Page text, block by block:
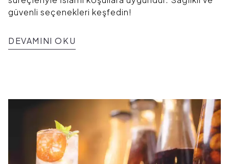
güvenli seçenekleri keşfedin!
DEVAMINI OKU